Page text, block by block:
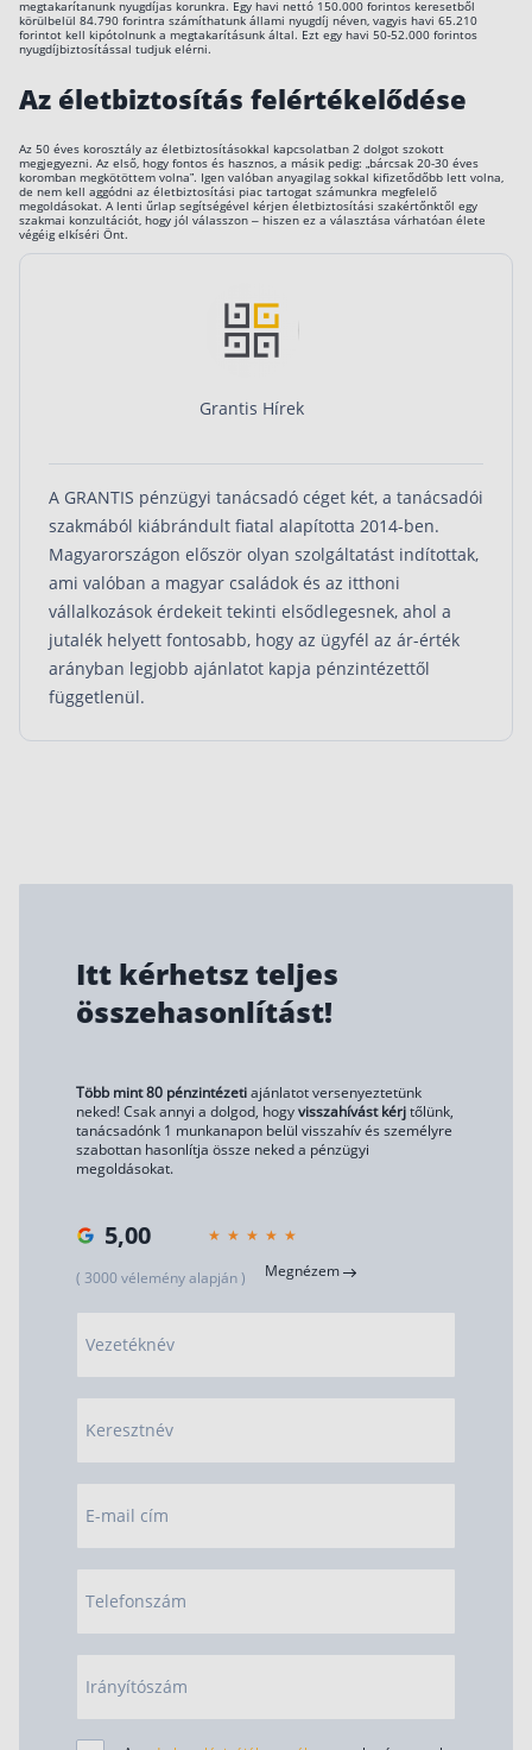
Blog
Lakástakarék
Hitel
Szabad felhasználású hitel
Lakáshitel
Hitelkiváltás
Babaváró hitel
Vagyonbiztosítások
Kötelező biztosítás (KGFB)
Utasbiztosítás
Lakásbiztosítás útmutató – Hogyan válassz?
Lakásbiztosítás: válaszok az 50 leggyakoribb
kérdésre
Minősített Fogyasztóbarát Otthonbiztosítás
útmutató
megtakarítanunk nyugdíjas korunkra. Egy havi nettó 150.000 forintos keresetből
körülbelül 84.790 forintra számíthatunk állami nyugdíj néven, vagyis havi 65.210
forintot kell kipótolnunk a megtakarításunk által. Ezt egy havi 50-52.000 forintos
nyugdíjbiztosítással tudjuk elérni.
Az életbiztosítás felértékelődése
Az 50 éves korosztály az életbiztosításokkal kapcsolatban 2 dolgot szokott
megjegyezni. Az első, hogy fontos és hasznos, a másik pedig: „bárcsak 20-30 éves
koromban megkötöttem volna”. Igen valóban anyagilag sokkal kifizetődőbb lett volna,
de nem kell aggódni az életbiztosítási piac tartogat számunkra megfelelő
megoldásokat. A lenti űrlap segítségével kérjen életbiztosítási szakértőnktől egy
szakmai konzultációt, hogy jól válasszon – hiszen ez a választása várhatóan élete
végéig elkíséri Önt.
Grantis Hírek
A GRANTIS pénzügyi tanácsadó céget két, a tanácsadói
szakmából kiábrándult fiatal alapította 2014-ben.
Magyarországon először olyan szolgáltatást indítottak,
ami valóban a magyar családok és az itthoni
vállalkozások érdekeit tekinti elsődlegesnek, ahol a
jutalék helyett fontosabb, hogy az ügyfél az ár-érték
arányban legjobb ajánlatot kapja pénzintézettől
függetlenül.
Itt kérhetsz teljes
összehasonlítást!
Több mint 80 pénzintézetiajánlatot versenyeztetünk
neked! Csak annyi a dolgod, hogyvisszahívást kérjtőlünk,
tanácsadónk 1 munkanapon belül visszahív és személyre
szabottan hasonlítja össze neked a pénzügyi
megoldásokat.
5,00
( 3000 vélemény alapján ) Megnézem
Vezetéknév
Keresztnév
E-mail cím
Telefonszám
Irányítószám